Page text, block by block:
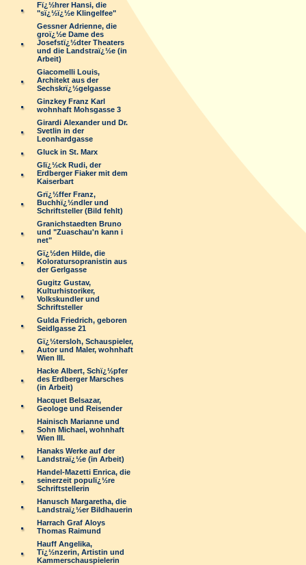
Fï¿½hrer Hansi, die
"sï¿½ï¿½e Klingelfee"
Gessner Adrienne, die
groï¿½e Dame des
Josefstï¿½dter Theaters
und die Landstraï¿½e (in
Arbeit)
Giacomelli Louis,
Architekt aus der
Sechskrï¿½gelgasse
Ginzkey Franz Karl
wohnhaft Mohsgasse 3
Girardi Alexander und Dr.
Svetlin in der
Leonhardgasse
Gluck in St. Marx
Glï¿½ck Rudi, der
Erdberger Fiaker mit dem
Kaiserbart
Grï¿½ffer Franz,
Buchhï¿½ndler und
Schriftsteller (Bild fehlt)
Granichstaedten Bruno
und "Zuaschau'n kann i
net"
Gï¿½den Hilde, die
Koloratursopranistin aus
der Gerlgasse
Gugitz Gustav,
Kulturhistoriker,
Volkskundler und
Schriftsteller
Gulda Friedrich, geboren
Seidlgasse 21
Gï¿½tersloh, Schauspieler,
Autor und Maler, wohnhaft
Wien III.
Hacke Albert, Schï¿½pfer
des Erdberger Marsches
(in Arbeit)
Hacquet Belsazar,
Geologe und Reisender
Hainisch Marianne und
Sohn Michael, wohnhaft
Wien III.
Hanaks Werke auf der
Landstraï¿½e (in Arbeit)
Handel-Mazetti Enrica, die
seinerzeit populï¿½re
Schriftstellerin
Hanusch Margaretha, die
Landstraï¿½er Bildhauerin
Harrach Graf Aloys
Thomas Raimund
Hauff Angelika,
Tï¿½nzerin, Artistin und
Kammerschauspielerin